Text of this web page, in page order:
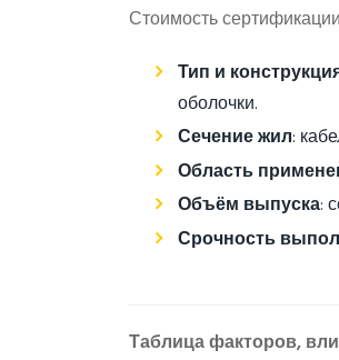
Стоимость
Тип и
оболочки.
Сечение жил:
Область
Объём выпуска:
Срочность
Таблица факторов,